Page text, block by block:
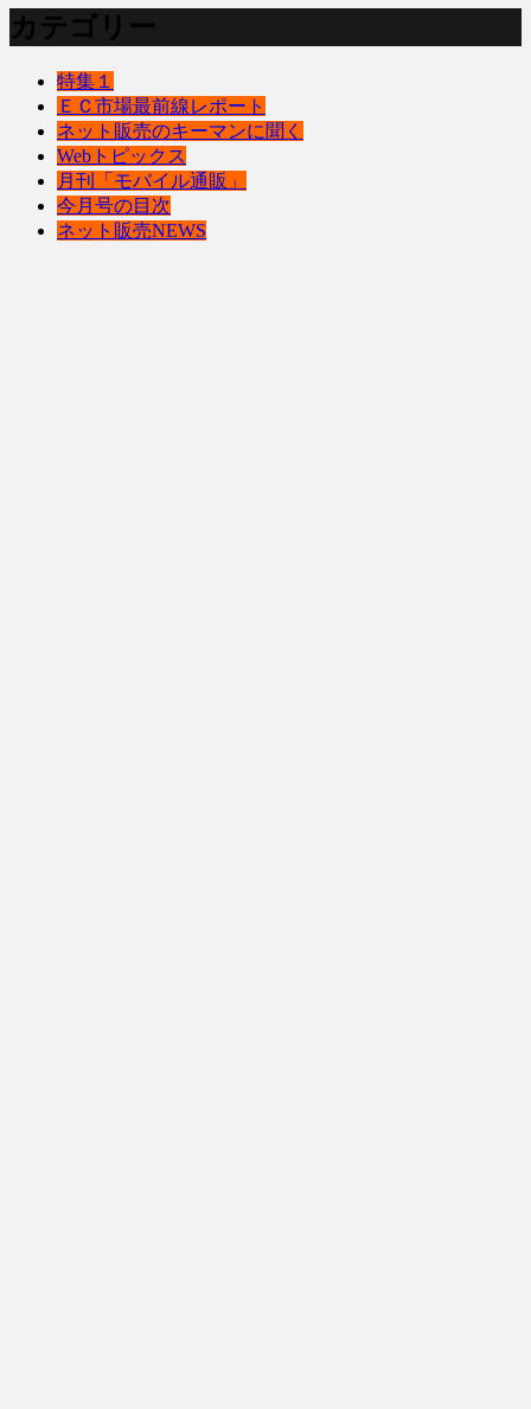
カテゴリー
特集１
ＥＣ市場最前線レポート
ネット販売のキーマンに聞く
Webトピックス
月刊「モバイル通販」
今月号の目次
ネット販売NEWS